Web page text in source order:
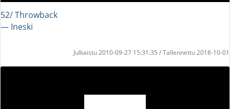
52/ Throwback
― Ineski
Julkaistu 2010-09-27 15:31:35 / Tallennettu 2018-10-01